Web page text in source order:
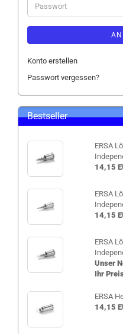
Passwort
Konto erstellen
Passwort vergessen?
Bestseller
ERSA
14,15
ERSA
14,15
ERSA
Unser
Ihr
ERSA
14,15